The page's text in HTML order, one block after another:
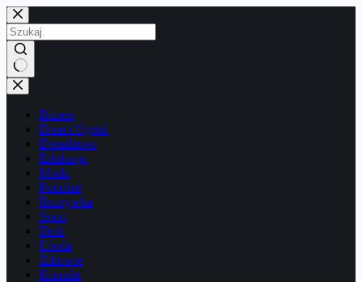
Przejdź
do
treści
Brak
wyników
Biznes
Dom i Ogród
Doradztwo
Edukacja
Moda
Podróże
Rozrywka
Sport
Tech
Uroda
Zdrowie
Kontakt